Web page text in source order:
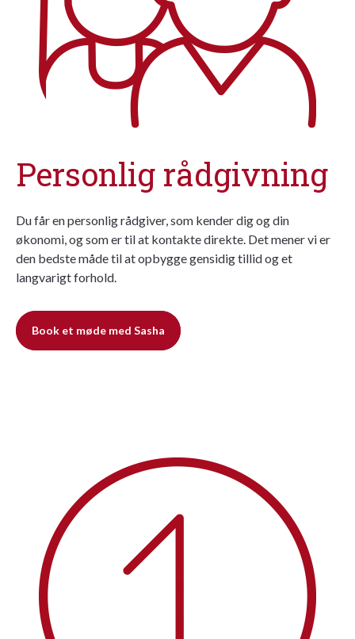
Personlig rådgivning
Du får en personlig rådgiver, som kender dig og din
økonomi, og som er til at kontakte direkte. Det mener vi er
den bedste måde til at opbygge gensidig tillid og et
langvarigt forhold.
Book et møde med Sasha